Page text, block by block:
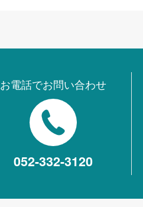
お電話でお問い合わせ
052-332-3120